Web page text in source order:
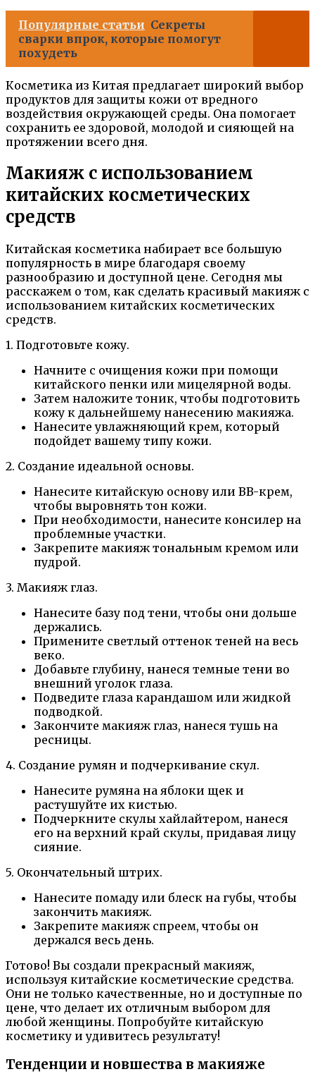
Популярные статьи Секреты
сварки впрок, которые помогут
похудеть
Косметика из Китая предлагает широкий выбор
продуктов для защиты кожи от вредного
воздействия окружающей среды. Она помогает
сохранить ее здоровой, молодой и сияющей на
протяжении всего дня.
Макияж с использованием
китайских косметических
средств
Китайская косметика набирает все большую
популярность в мире благодаря своему
разнообразию и доступной цене. Сегодня мы
расскажем о том, как сделать красивый макияж с
использованием китайских косметических
средств.
1. Подготовьте кожу.
Начните с очищения кожи при помощи
китайского пенки или мицелярной воды.
Затем наложите тоник, чтобы подготовить
кожу к дальнейшему нанесению макияжа.
Нанесите увлажняющий крем, который
подойдет вашему типу кожи.
2. Создание идеальной основы.
Нанесите китайскую основу или BB-крем,
чтобы выровнять тон кожи.
При необходимости, нанесите консилер на
проблемные участки.
Закрепите макияж тональным кремом или
пудрой.
3. Макияж глаз.
Нанесите базу под тени, чтобы они дольше
держались.
Примените светлый оттенок теней на весь
веко.
Добавьте глубину, нанеся темные тени во
внешний уголок глаза.
Подведите глаза карандашом или жидкой
подводкой.
Закончите макияж глаз, нанеся тушь на
ресницы.
4. Создание румян и подчеркивание скул.
Нанесите румяна на яблоки щек и
растушуйте их кистью.
Подчеркните скулы хайлайтером, нанеся
его на верхний край скулы, придавая лицу
сияние.
5. Окончательный штрих.
Нанесите помаду или блеск на губы, чтобы
закончить макияж.
Закрепите макияж спреем, чтобы он
держался весь день.
Готово! Вы создали прекрасный макияж,
используя китайские косметические средства.
Они не только качественные, но и доступные по
цене, что делает их отличным выбором для
любой женщины. Попробуйте китайскую
косметику и удивитесь результату!
Тенденции и новшества в макияже